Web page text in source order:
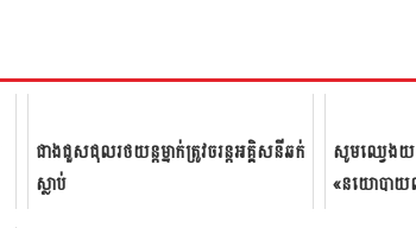
ជាងជួសជុលរថយន្តម្នាក់ត្រូវចរន្តអគ្គិសនីឆក់
ស្លាប់
សូមឈ្វេងយ
«នយោបាយ